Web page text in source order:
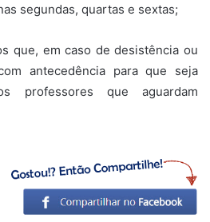
segundas, quartas e sextas;
em caso de desistência ou
antecedência para que seja
professores que aguardam